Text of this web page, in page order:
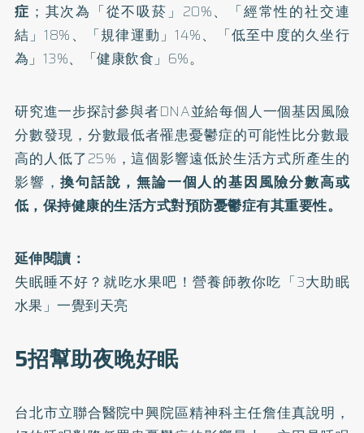
症 ；其次為「從不吸菸」20%、「經常性的社交連
結」18%、「規律運動」14%、「低至中度的久坐行
為」13%、「健康飲食」6%。
研究進一步探討參與者DNA並給每個人一個基因風險
分數發現，分數最低者罹患憂鬱症的可能性比分數最
高的人低了25%，這個影響遠低於生活方式所產生的
影響，換句話說，無論一個人的基因風險分數高或
低，保持健康的生活方式對預防憂鬱症有其重要性。
延伸閱讀：
失眠睡不好？就吃水果吧！營養師教你吃「3大助眠
水果」一覺到天亮
5招幫助夜晚好眠
台北市立聯合醫院中興院區精神科主任詹佳真說明，